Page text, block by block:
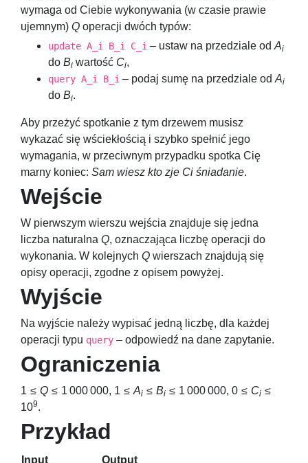
wymaga od Ciebie wykonywania (w czasie prawie
ujemnym) Q operacji dwóch typów:
update A_i B_i C_i – ustaw na przedziale od Ai
do Bi wartość Ci,
query A_i B_i – podaj sumę na przedziale od Ai
do Bi.
Aby przeżyć spotkanie z tym drzewem musisz
wykazać się wściekłością i szybko spełnić jego
wymagania, w przeciwnym przypadku spotka Cię
marny koniec: Sam wiesz kto zje Ci śniadanie.
Wejście
W pierwszym wierszu wejścia znajduje się jedna
liczba naturalna Q, oznaczająca liczbę operacji do
wykonania. W kolejnych Q wierszach znajdują się
opisy operacji, zgodne z opisem powyżej.
Wyjście
Na wyjście należy wypisać jedną liczbę, dla każdej
operacji typu query – odpowiedź na dane zapytanie.
Ograniczenia
1 ≤ Q ≤ 1 000 000, 1 ≤ Ai ≤ Bi ≤ 1 000 000, 0 ≤ Ci ≤
109.
Przykład
Input Output